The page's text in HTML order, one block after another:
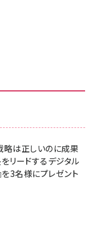
略は正しいのに成果
リードするデジタル
を3名様にプレゼント